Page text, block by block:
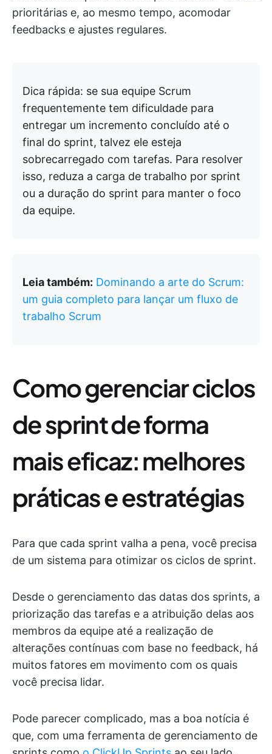
prioritárias e, ao mesmo tempo, acomodar
feedbacks e ajustes regulares.
Dica rápida: se sua equipe Scrum
frequentemente tem dificuldade para
entregar um incremento concluído até o
final do sprint, talvez ele esteja
sobrecarregado com tarefas. Para resolver
isso, reduza a carga de trabalho por sprint
ou a duração do sprint para manter o foco
da equipe.
Leia também: Dominando a arte do Scrum:
um guia completo para lançar um fluxo de
trabalho Scrum
Como gerenciar ciclos
de sprint de forma
mais eficaz: melhores
práticas e estratégias
Para que cada sprint valha a pena, você precisa
de um sistema para otimizar os ciclos de sprint.
Desde o gerenciamento das datas dos sprints, a
priorização das tarefas e a atribuição delas aos
membros da equipe até a realização de
alterações contínuas com base no feedback, há
muitos fatores em movimento com os quais
você precisa lidar.
Pode parecer complicado, mas a boa notícia é
que, com uma ferramenta de gerenciamento de